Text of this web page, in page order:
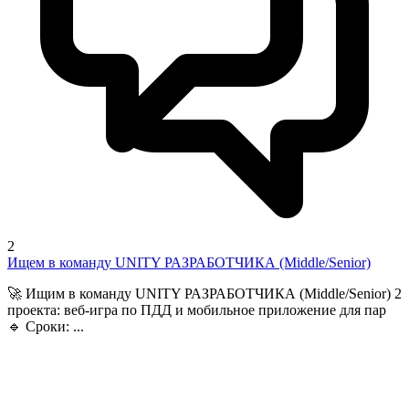
2
Ищем в команду UNITY РАЗРАБОТЧИКА (Middle/Senior)
🚀 Ищим в команду UNITY РАЗРАБОТЧИКА (Middle/Senior) 2
проекта: веб-игра по ПДД и мобильное приложение для пар
🔹 Сроки: ...